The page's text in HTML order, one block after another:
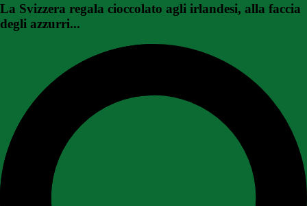
La Svizzera regala cioccolato agli irlandesi, alla faccia
degli azzurri...